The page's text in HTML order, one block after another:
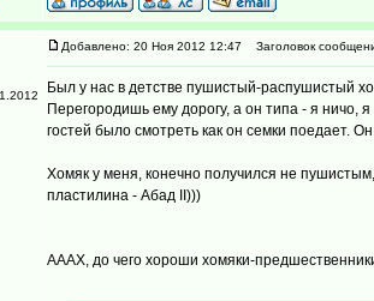
Добавлено: 20 Ноя 2012 12:47 Заголовок
Был у нас в детстве пушистый-распушистый
Перегородишь ему дорогу, а он типа - я
гостей было смотреть как он семки поедает.
Хомяк у меня, конечно получился не
пластилина - Абад II)))
АААХ, до чего хороши хомяки-